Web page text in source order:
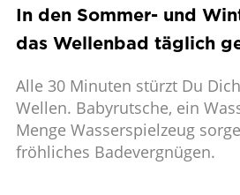
In den Sommer- und
das Wellenbad täglich
Alle 30 Minuten stürzt Du
Wellen. Babyrutsche, ein
Menge Wasserspielzeug
fröhliches Badevergnügen.